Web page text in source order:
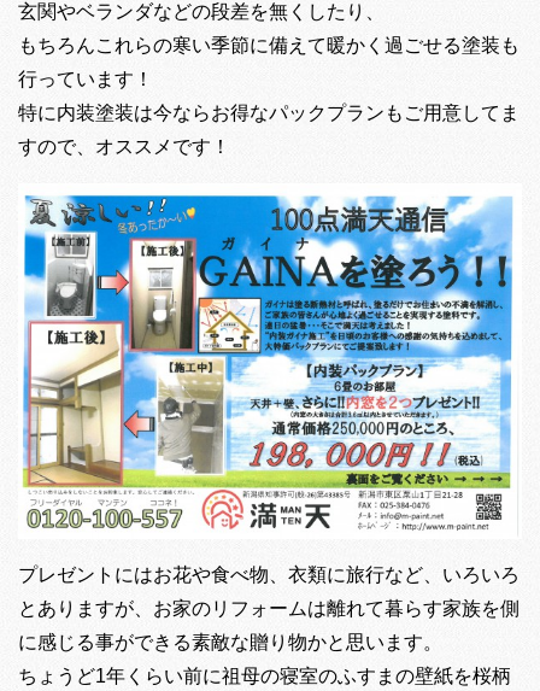
玄関やベランダなどの段差を無くしたり、
もちろんこれらの寒い季節に備えて暖かく過ごせる塗装も
行っています！
特に内装塗装は今ならお得なパックプランもご用意してま
すので、オススメです！
プレゼントにはお花や食べ物、衣類に旅行など、いろいろ
とありますが、お家のリフォームは離れて暮らす家族を側
に感じる事ができる素敵な贈り物かと思います。
ちょうど1年くらい前に祖母の寝室のふすまの壁紙を桜柄